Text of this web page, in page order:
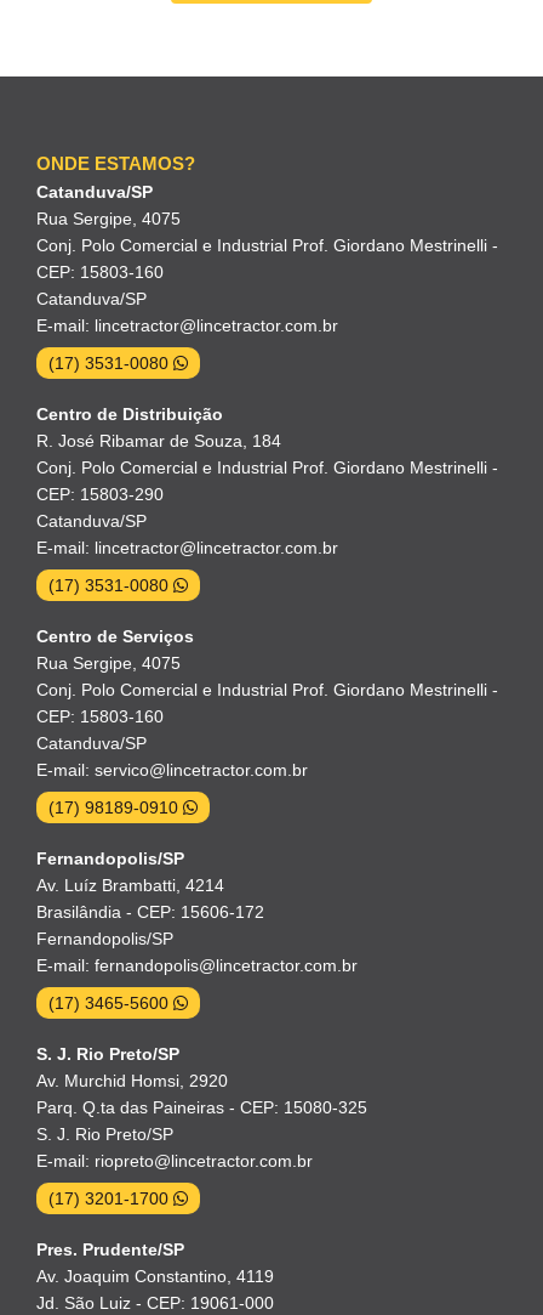
ONDE ESTAMOS?
Catanduva/SP
Rua Sergipe, 4075
Conj. Polo Comercial e Industrial Prof. Giordano Mestrinelli -
CEP: 15803-160
Catanduva/SP
E-mail: lincetractor@lincetractor.com.br
(17) 3531-0080
Centro de Distribuição
R. José Ribamar de Souza, 184
Conj. Polo Comercial e Industrial Prof. Giordano Mestrinelli -
CEP: 15803-290
Catanduva/SP
E-mail: lincetractor@lincetractor.com.br
(17) 3531-0080
Centro de Serviços
Rua Sergipe, 4075
Conj. Polo Comercial e Industrial Prof. Giordano Mestrinelli -
CEP: 15803-160
Catanduva/SP
E-mail: servico@lincetractor.com.br
(17) 98189-0910
Fernandopolis/SP
Av. Luíz Brambatti, 4214
Brasilândia - CEP: 15606-172
Fernandopolis/SP
E-mail: fernandopolis@lincetractor.com.br
(17) 3465-5600
S. J. Rio Preto/SP
Av. Murchid Homsi, 2920
Parq. Q.ta das Paineiras - CEP: 15080-325
S. J. Rio Preto/SP
E-mail: riopreto@lincetractor.com.br
(17) 3201-1700
Pres. Prudente/SP
Av. Joaquim Constantino, 4119
Jd. São Luiz - CEP: 19061-000